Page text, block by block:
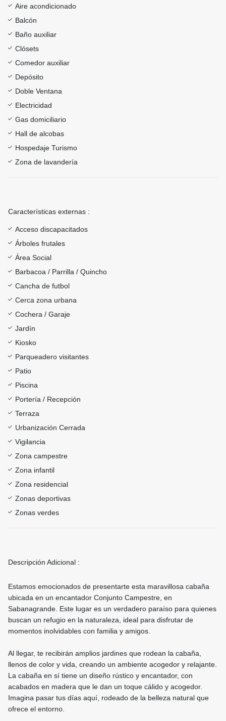
Aire acondicionado
Balcón
Baño auxiliar
Clósets
Comedor auxiliar
Depósito
Doble Ventana
Electricidad
Gas domiciliario
Hall de alcobas
Hospedaje Turismo
Zona de lavandería
Características externas :
Acceso discapacitados
Árboles frutales
Área Social
Barbacoa / Parrilla / Quincho
Cancha de futbol
Cerca zona urbana
Cochera / Garaje
Jardín
Kiosko
Parqueadero visitantes
Patio
Piscina
Portería / Recepción
Terraza
Urbanización Cerrada
Vigilancia
Zona campestre
Zona infantil
Zona residencial
Zonas deportivas
Zonas verdes
Descripción Adicional :
Estamos emocionados de presentarte esta maravillosa cabaña
ubicada en un encantador Conjunto Campestre, en
Sabanagrande. Este lugar es un verdadero paraíso para quienes
buscan un refugio en la naturaleza, ideal para disfrutar de
momentos inolvidables con familia y amigos.
Al llegar, te recibirán amplios jardines que rodean la cabaña,
llenos de color y vida, creando un ambiente acogedor y relajante.
La cabaña en sí tiene un diseño rústico y encantador, con
acabados en madera que le dan un toque cálido y acogedor.
Imagina pasar tus días aquí, rodeado de la belleza natural que
ofrece el entorno.